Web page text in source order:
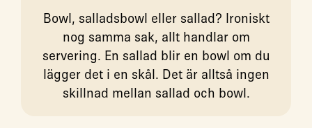
Bowl, salladsbowl eller sallad? Ironiskt
nog samma sak, allt handlar om
servering. En sallad blir en bowl om du
lägger det i en skål. Det är alltså ingen
skillnad mellan sallad och bowl.